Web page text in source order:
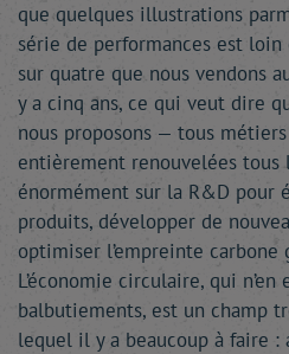
que quelques illustrations
série de performances est loin
sur quatre que nous vendons
y a cinq ans, ce qui veut dire
nous proposons — tous
entièrement renouvelées tous
énormément sur la R&D pour
produits, développer de
optimiser l’empreinte
L’économie circulaire, qui n’en
balbutiements, est un champ
lequel il y a beaucoup à faire